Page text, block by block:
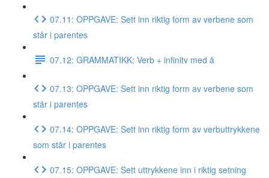
07.11: OPPGAVE: Sett inn riktig form av verbene som
står i parentes
07.12: GRAMMATIKK: Verb + infinitv med å
07.13: OPPGAVE: Sett inn riktig form av verbene som
står i parentes
07.14: OPPGAVE: Sett inn riktig form av verbuttrykkene
som står i parentes
07.15: OPPGAVE: Sett uttrykkene inn i riktig setning